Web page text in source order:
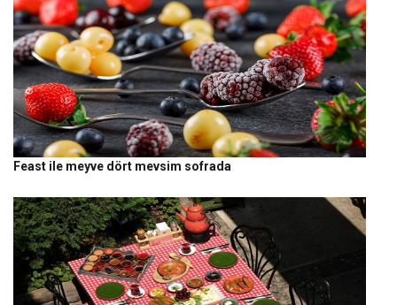
Feast ile meyve dört mevsim sofrada